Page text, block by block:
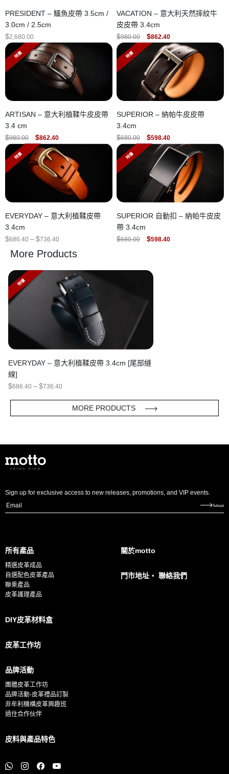
PRESIDENT – 鱷魚皮帶 3.5cm /
3.0cm / 2.5cm
$2,680.00
VACATION – 意大利天然摔紋牛
皮皮帶 3.4cm
$980.00
ORIGINAL
PRICE
WAS:
$980.00.
$862.40CURRENT
PRICE
IS:
$862.40.
特價
ARTISAN – 意大利植鞣牛皮皮帶
3.4 cm
$980.00
ORIGINAL
PRICE
WAS:
$980.00.
$862.40CURRENT
PRICE
IS:
$862.40.
特價
SUPERIOR – 納帕牛皮皮帶
3.4cm
$680.00
ORIGINAL
PRICE
WAS:
$680.00.
$598.40CURRENT
PRICE
IS:
$598.40.
特價
EVERYDAY – 意大利植鞣皮帶
3.4cm
$686.40 –$736.40PRICE
$686.40
THROUGH
特價
SUPERIOR 自動扣 – 納帕牛皮皮
帶 3.4cm
$680.00
ORIGINAL
$598.40CURRENT
More Products
特價
EVERYDAY – 意大利植鞣皮帶 3.4cm [尾部縫
線]
$686.40 –$736.40PRICE
$686.40
THROUGH
$736.40
MORE PRODUCTS
Sign up for exclusive access to new releases, promotions, and VIP events.
E
l
*
Submit
所有產品
精選皮革成品
自選配色皮革產品
聯乘產品
皮革護理產品
DIY皮革材料盒
皮革工作坊
品牌活動
團體皮革工作坊
品牌活動-皮革禮品訂製
非牟利機構皮革興趣班
過住合作伙伴
皮料與產品特色
關於motto
門市地址・ 聯絡我們